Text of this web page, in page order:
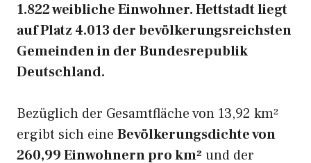
1.822 weibliche Einwohner. Hettstadt liegt
auf Platz 4.013 der bevölkerungsreichsten
Gemeinden in der Bundesrepublik
Deutschland.
Bezüglich der Gesamtfläche von 13,92 km²
ergibt sich eine Bevölkerungsdichte von
260,99 Einwohnern pro km² und der